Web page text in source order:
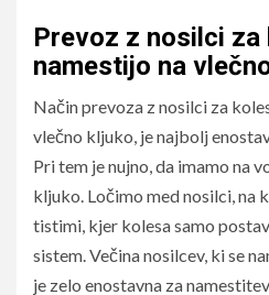
Prevoz z nosilci za
namestijo na
Način prevoza z nosilci za
vlečno kljuko, je najbolj
Pri tem je nujno, da imamo na
kljuko. Ločimo med nosilci, na
tistimi, kjer kolesa samo
sistem. Večina nosilcev, ki se
je zelo enostavna za